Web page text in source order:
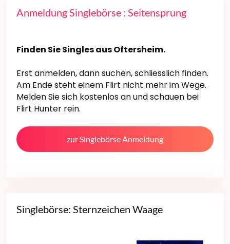
Anmeldung Singlebörse : Seitensprung
Finden Sie Singles aus Oftersheim.
Erst anmelden, dann suchen, schliesslich finden.
Am Ende steht einem Flirt nicht mehr im Wege.
Melden Sie sich kostenlos an und schauen bei
Flirt Hunter rein.
zur Singlebörse Anmeldung
Singlebörse: Sternzeichen Waage